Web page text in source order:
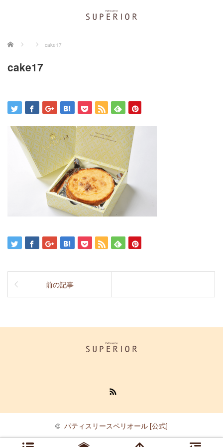
ホーム cake17
cake17
前の記事
© パティスリースペリオール [公式]